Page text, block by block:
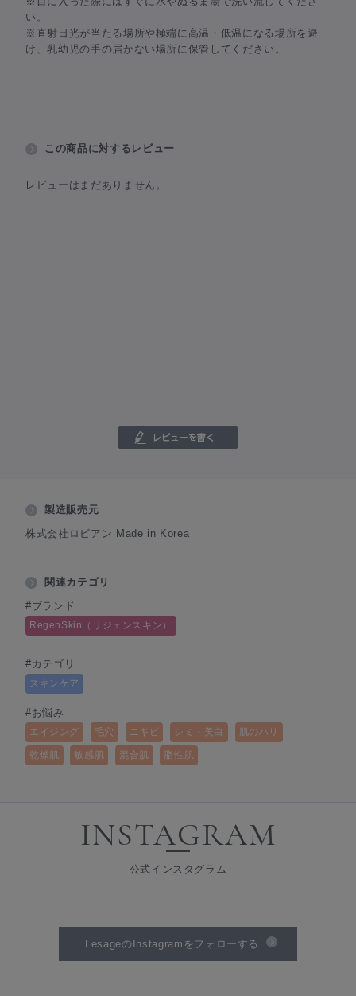
い。
※直射日光が当たる場所や極端に高温・低温になる場所を避
け、乳幼児の手の届かない場所に保管してください。
この商品に対するレビュー
レビューはまだありません。
製造販売元
株式会社ロビアン Made in Korea
関連カテゴリ
#ブランド
RegenSkin（リジェンスキン）
#カテゴリ
スキンケア
#お悩み
エイジング 毛穴 ニキビ シミ・美白 肌のハリ
乾燥肌 敏感肌 混合肌 脂性肌
INSTAGRAM
公式インスタグラム
LesageのInstagramをフォローする